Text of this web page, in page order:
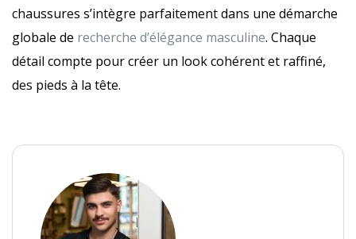
chaussures s’intègre parfaitement dans une démarche
globale de recherche d’élégance masculine. Chaque
détail compte pour créer un look cohérent et raffiné,
des pieds à la tête.